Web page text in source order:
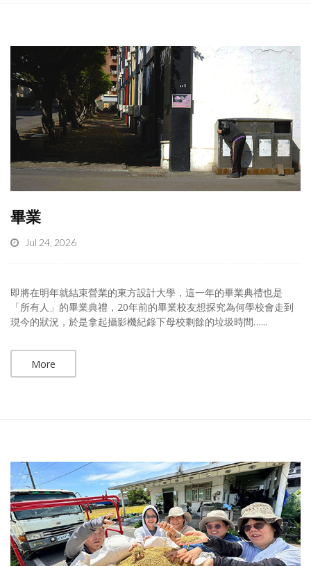
畢業
Jul 24, 2026
即將在明年就結束營業的東方設計大學，這一年的畢業典禮也是
「所有人」的畢業典禮，20年前的畢業校友想探究為何學校會走到
現今的狀況，於是拿起攝影機紀錄下母校剩餘的垃圾時間…...
More